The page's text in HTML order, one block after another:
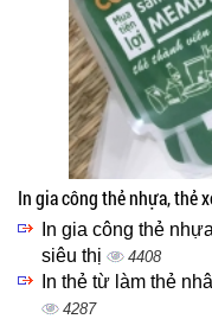
In gia công thẻ nhựa, thẻ
In gia công thẻ
siêu thị
4408
In thẻ từ làm thẻ
4287